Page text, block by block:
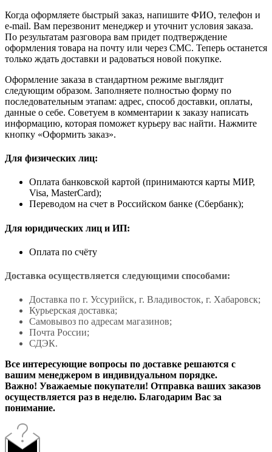
Когда оформляете быстрый заказ, напишите ФИО, телефон и
e-mail. Вам перезвонит менеджер и уточнит условия заказа.
По результатам разговора вам придет подтверждение
оформления товара на почту или через СМС. Теперь останется
только ждать доставки и радоваться новой покупке.
Оформление заказа в стандартном режиме выглядит
следующим образом. Заполняете полностью форму по
последовательным этапам: адрес, способ доставки, оплаты,
данные о себе. Советуем в комментарии к заказу написать
информацию, которая поможет курьеру вас найти. Нажмите
кнопку «Оформить заказ».
Для физических лиц:
Оплата банковской картой (принимаются карты МИР,
Visa, MasterCard);
Переводом на счет в Российском банке (Сбербанк);
Для юридических лиц и ИП:
Оплата по счёту
Доставка осуществляется следующими способами:
Доставка по г. Уссурийск, г. Владивосток, г. Хабаровск;
Курьерская доставка;
Самовывоз по адресам магазинов;
Почта России;
СДЭК.
Все интересующие вопросы по доставке решаются с
вашим менеджером в индивидуальном порядке.
Важно! Уважаемые покупатели! Отправка ваших заказов
осуществляется раз в неделю. Благодарим Вас за
понимание.